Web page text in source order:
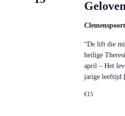
Clemenspoort
“De lift die
heilige
april – Het
jarige
€15